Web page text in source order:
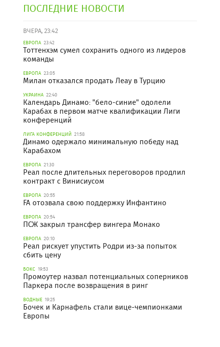
ПОСЛЕДНИЕ НОВОСТИ
ВЧЕРА, 23:42
ЕВРОПА 23:42
Тоттенхэм сумел сохранить одного из лидеров
команды
ЕВРОПА 23:05
Милан отказался продать Леау в Турцию
УКРАИНА 22:40
Календарь Динамо: "бело-синие" одолели
Карабах в первом матче квалификации Лиги
конференций
ЛИГА КОНФЕРЕНЦИЙ 21:58
Динамо одержало минимальную победу над
Карабахом
ЕВРОПА 21:30
Реал после длительных переговоров продлил
контракт с Винисиусом
ЕВРОПА 20:55
FA отозвала свою поддержку Инфантино
ЕВРОПА 20:54
ПСЖ закрыл трансфер вингера Монако
ЕВРОПА 20:10
Реал рискует упустить Родри из-за попыток
сбить цену
БОКС 19:53
Промоутер назвал потенциальных соперников
Паркера после возвращения в ринг
ВОДНЫЕ 19:25
Бочек и Карнафель стали вице-чемпионками
Европы